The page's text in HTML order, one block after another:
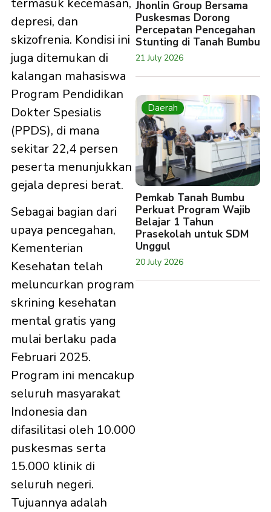
depresi, dan
skizofrenia. Kondisi ini
juga ditemukan di
kalangan mahasiswa
Program Pendidikan
Dokter Spesialis
(PPDS), di mana
sekitar 22,4 persen
peserta menunjukkan
gejala depresi berat.
Sebagai bagian dari
upaya pencegahan,
Kementerian
Kesehatan telah
meluncurkan program
skrining kesehatan
mental gratis yang
mulai berlaku pada
Februari 2025.
Program ini mencakup
seluruh masyarakat
Indonesia dan
difasilitasi oleh 10.000
puskesmas serta
15.000 klinik di
seluruh negeri.
Tujuannya adalah
Jhonlin Group Bersama
Puskesmas Dorong
Percepatan Pencegahan
Stunting di Tanah Bumbu
21 July 2026
Daerah
Pemkab Tanah Bumbu
Perkuat Program Wajib
Belajar 1 Tahun
Prasekolah untuk SDM
Unggul
20 July 2026